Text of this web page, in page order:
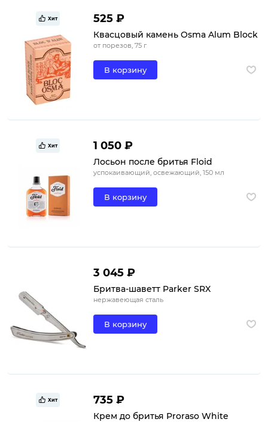
Хит 525 ₽
Квасцовый камень Osma Alum Block
от порезов, 75 г
В корзину
Хит 1 050 ₽
Лосьон после бритья Floid
успокаивающий, освежающий, 150 мл
В корзину
3 045 ₽
Бритва-шаветт Parker SRX
нержавеющая сталь
В корзину
Хит 735 ₽
Крем до бритья Proraso White